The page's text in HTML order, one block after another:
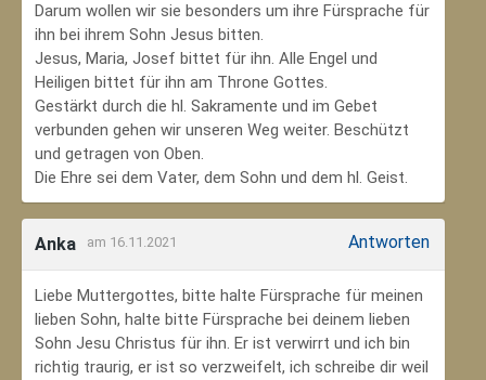
Darum wollen wir sie besonders um ihre Fürsprache für
ihn bei ihrem Sohn Jesus bitten.
Jesus, Maria, Josef bittet für ihn. Alle Engel und
Heiligen bittet für ihn am Throne Gottes.
Gestärkt durch die hl. Sakramente und im Gebet
verbunden gehen wir unseren Weg weiter. Beschützt
und getragen von Oben.
Die Ehre sei dem Vater, dem Sohn und dem hl. Geist.
Anka am 16.11.2021 Antworten
Liebe Muttergottes, bitte halte Fürsprache für meinen
lieben Sohn, halte bitte Fürsprache bei deinem lieben
Sohn Jesu Christus für ihn. Er ist verwirrt und ich bin
richtig traurig, er ist so verzweifelt, ich schreibe dir weil